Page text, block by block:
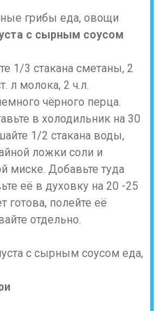
с сырным соусом
1/3 стакана сметаны, 2
л молока, 2 ч.л.
чёрного перца.
в холодильник на 30
1/2 стакана воды,
ложки соли и
миске. Добавьте туда
её в духовку на 20 -25
готова, полейте её
отдельно.